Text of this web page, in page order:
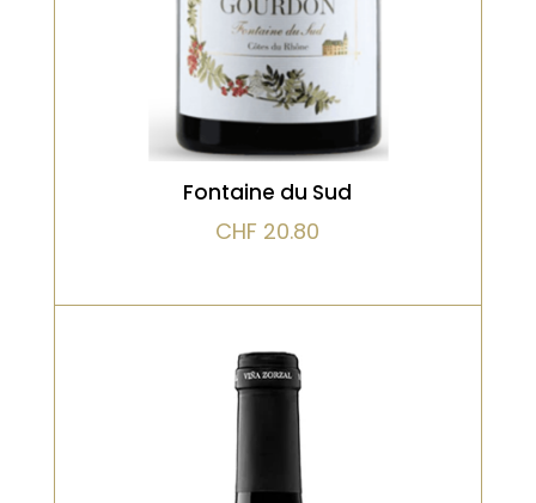
d’orange et de pêche blanche.
VOIR LE PRODUIT
Fontaine du Sud
CHF 20.80